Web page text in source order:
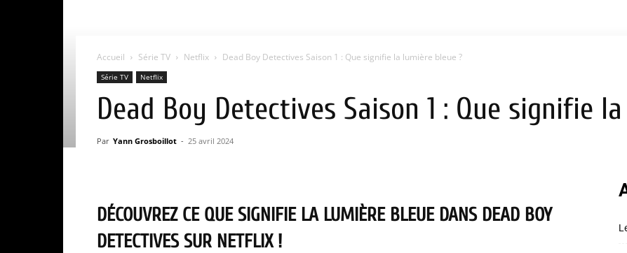
Accueil Série TV Netflix Dead Boy Detectives Saison 1 : Que signifie la lumière bleue ?
Série TV Netflix
Dead Boy Detectives Saison 1 : Que signifie
Par Yann Grosboillot - 25 avril 2024
DÉCOUVREZ CE QUE SIGNIFIE LA LUMIÈRE BLEUE DANS DEAD BOY
DETECTIVES SUR NETFLIX !